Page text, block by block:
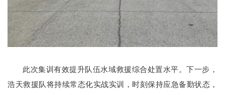
此次集训有效提升队伍水域救援综合处置水平。下一步，
浩天救援队将持续常态化实战实训，时刻保持应急备勤状态，